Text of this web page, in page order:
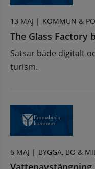
13 MAJ | KOMMUN &
The Glass
Satsar både digitalt
turism.
6 MAJ | BYGGA, BO &